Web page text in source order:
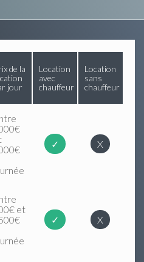
de la
jour
Location
avec
chauffeur
Location
sans
chauffeur
✓ X
et
✓ X